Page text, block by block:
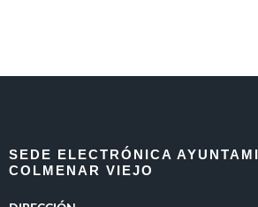
SEDE ELECTRÓNICA
COLMENAR VIEJO